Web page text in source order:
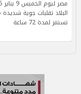
البلاد تقلبات جوية
تستمر لمدة 72 ساعة